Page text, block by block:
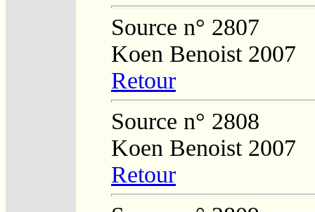
Source n° 2807
Koen Benoist 2007
Retour
Source n° 2808
Koen Benoist 2007
Retour